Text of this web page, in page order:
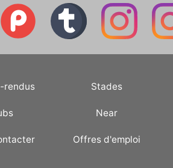
rendus Stades
Near
Offres d'emploi